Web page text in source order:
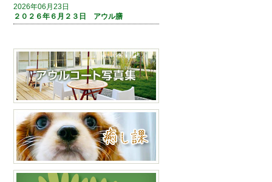
2026年06月23日
２０２６年６月２３日 アウル膳